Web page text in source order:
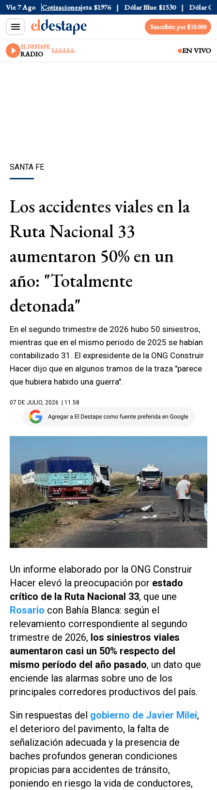
Vie 7 Ago Cotizaciones
$1520 Dólar Tarjeta $1976 Dólar Blue $1530 Dólar CCL
Suscribite por $10.000
EL DESTAPE
RADIO EN VIVO
SANTA FE
Los accidentes viales en la
Ruta Nacional 33
aumentaron 50% en un
año: "Totalmente
detonada"
En el segundo trimestre de 2026 hubo 50 siniestros,
mientras que en el mismo periodo de 2025 se habían
contabilizado 31. El expresidente de la ONG Construir
Hacer dijo que en algunos tramos de la traza "parece
que hubiera habido una guerra".
07 DE JULIO, 2026 | 11.58
Un informe elaborado por la ONG Construir
Hacer elevó la preocupación por estado
crítico de la Ruta Nacional 33, que une
Rosario con Bahía Blanca: según el
relevamiento correspondiente al segundo
trimestre de 2026, los siniestros viales
aumentaron casi un 50% respecto del
mismo período del año pasado, un dato que
enciende las alarmas sobre uno de los
principales corredores productivos del país.
Sin respuestas del gobierno de Javier Milei,
el deterioro del pavimento, la falta de
señalización adecuada y la presencia de
baches profundos generan condiciones
propicias para accidentes de tránsito,
poniendo en riesgo la vida de conductores,